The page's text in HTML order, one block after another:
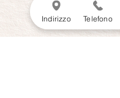
Indirizzo Telefono